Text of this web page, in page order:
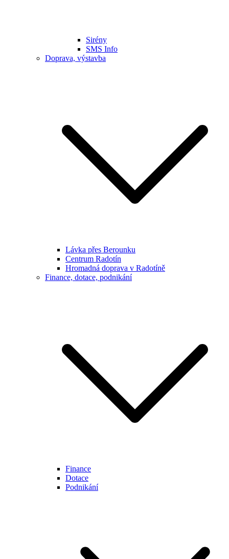
Sirény
SMS Info
Doprava, výstavba
Lávka přes Berounku
Centrum Radotín
Hromadná doprava v Radotíně
Finance, dotace, podnikání
Finance
Dotace
Podnikání